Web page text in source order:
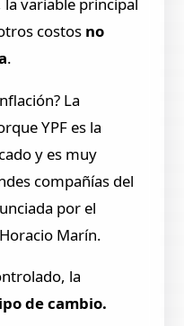
costos no
.
La
YPF es la
y es muy
compañías del
por el
Marín.
la
de cambio.